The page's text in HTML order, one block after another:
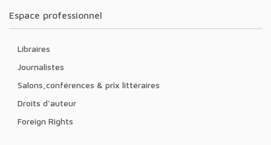
Espace professionnel
Libraires
Journalistes
Salons,conférences & prix littéraires
Droits d'auteur
Foreign Rights